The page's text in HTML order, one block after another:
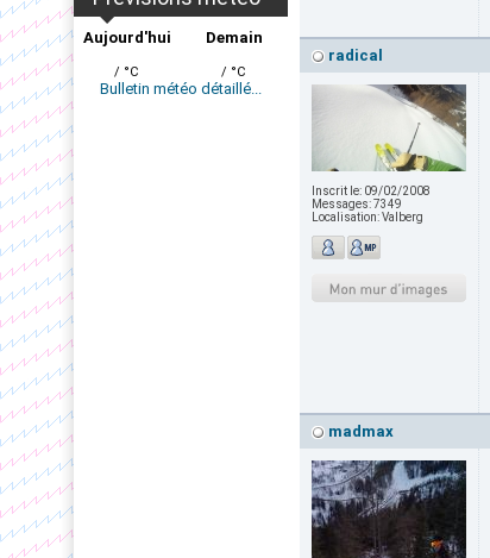
Aujourd'hui
/ °C
Demain
/ °C
Bulletin météo détaillé...
radical
Inscrit le: 09/02/2008
Messages:7349
Localisation:Valberg
madmax